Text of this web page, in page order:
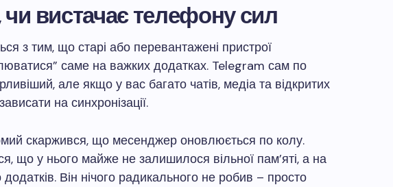
чи вистачає телефону сил
з тим, що старі або перевантажені пристрої
саме на важких додатках. Telegram сам по
але якщо у вас багато чатів, медіа та відкритих
на синхронізації.
скаржився, що месенджер оновлюється по колу.
що у нього майже не залишилося вільної пам’яті, а на
Він нічого радикального не робив – просто